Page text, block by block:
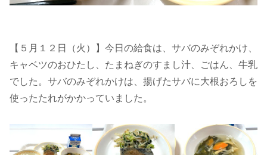
【５月１２日（火）】今日の給食は、サバのみぞれかけ、
キャベツのおひたし、たまねぎのすまし汁、ごはん、牛乳
でした。サバのみぞれかけは、揚げたサバに大根おろしを
使ったたれがかかっていました。